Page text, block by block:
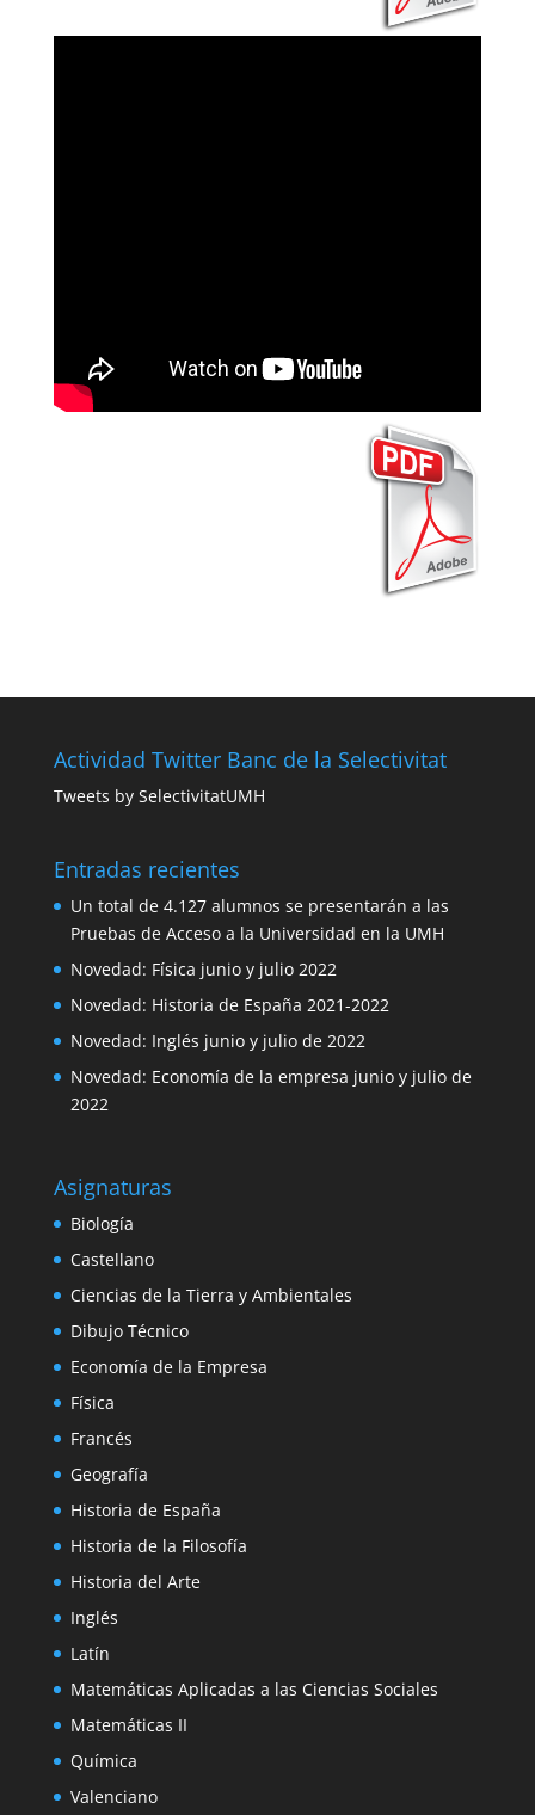
Actividad Twitter Banc de la Selectivitat
Tweets by SelectivitatUMH
Entradas recientes
Un total de 4.127 alumnos se presentarán a las
Pruebas de Acceso a la Universidad en la UMH
Novedad: Física junio y julio 2022
Novedad: Historia de España 2021-2022
Novedad: Inglés junio y julio de 2022
Novedad: Economía de la empresa junio y julio de
2022
Asignaturas
Biología
Castellano
Ciencias de la Tierra y Ambientales
Dibujo Técnico
Economía de la Empresa
Física
Francés
Geografía
Historia de España
Historia de la Filosofía
Historia del Arte
Inglés
Latín
Matemáticas Aplicadas a las Ciencias Sociales
Matemáticas II
Química
Valenciano